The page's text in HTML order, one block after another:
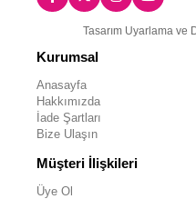
Tasarım Uyarlama ve
Kurumsal
Anasayfa
Hakkımızda
İade Şartları
Bize Ulaşın
Müşteri İlişkileri
Üye Ol